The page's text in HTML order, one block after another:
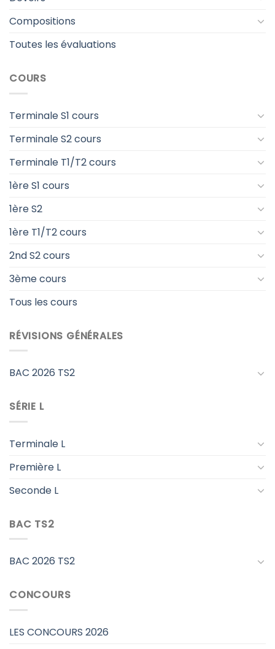
Compositions
Toutes les évaluations
COURS
Terminale S1 cours
Terminale S2 cours
Terminale T1/T2 cours
1ère S1 cours
1ère S2
1ère T1/T2 cours
2nd S2 cours
3ème cours
Tous les cours
RÉVISIONS GÉNÉRALES
BAC 2026 TS2
SÉRIE L
Terminale L
Première L
Seconde L
BAC TS2
BAC 2026 TS2
CONCOURS
LES CONCOURS 2026